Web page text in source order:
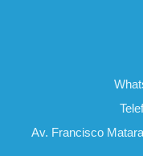
Av. Francisco